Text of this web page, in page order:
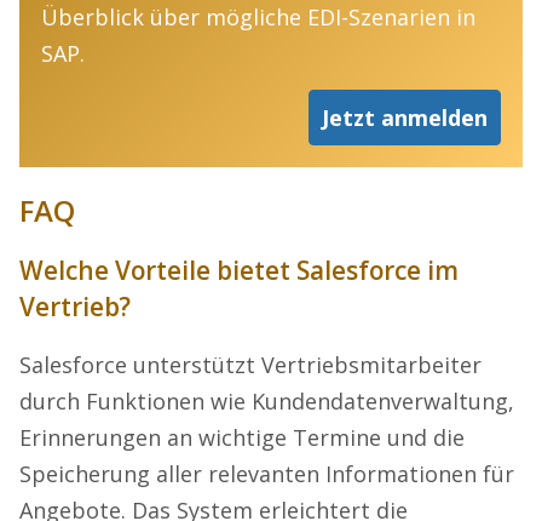
Überblick über mögliche EDI-Szenarien in
SAP.
Jetzt anmelden
FAQ
Welche Vorteile bietet Salesforce im
Vertrieb?
Salesforce unterstützt Vertriebsmitarbeiter
durch Funktionen wie Kundendatenverwaltung,
Erinnerungen an wichtige Termine und die
Speicherung aller relevanten Informationen für
Angebote. Das System erleichtert die